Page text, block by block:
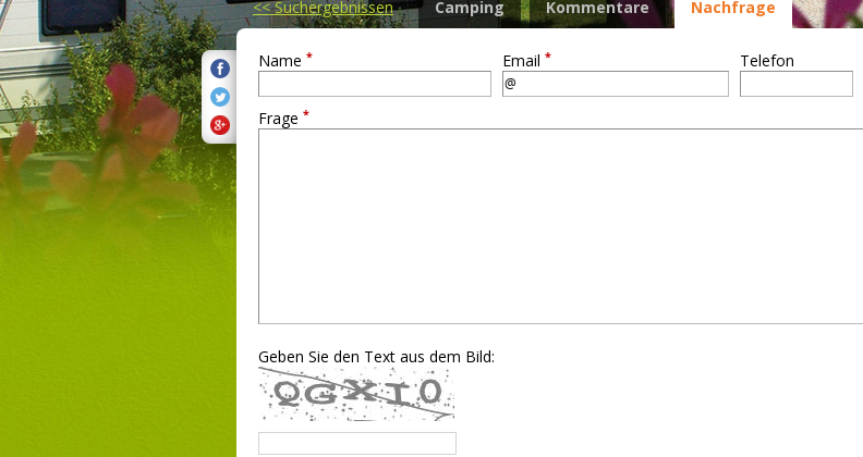
<<Suchergebnissen Camping Kommentare Nachfrage
Name * Email * Telefon
Frage *
Geben Sie den Text aus dem Bild: